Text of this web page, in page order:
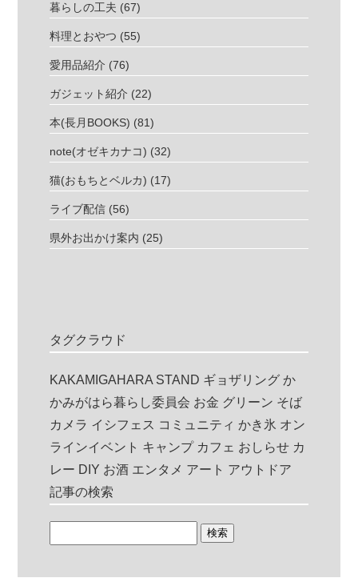
暮らしの工夫 (67)
料理とおやつ (55)
愛用品紹介 (76)
ガジェット紹介 (22)
本(長月BOOKS) (81)
note(オゼキカナコ) (32)
猫(おもちとベルカ) (17)
ライブ配信 (56)
県外お出かけ案内 (25)
タグクラウド
KAKAMIGAHARA STAND ギョザリング か
かみがはら暮らし委員会 お金 グリーン そば
カメラ イシフェス コミュニティ かき氷 オン
ラインイベント キャンプ カフェ おしらせ カ
レー DIY お酒 エンタメ アート アウトドア
記事の検索